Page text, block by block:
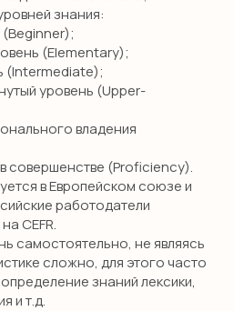
знания:
(Elementary);
(Intermediate);
уровень (Upper-
владения
совершенстве (Proficiency).
в Европейском союзе и
работодатели
CEFR.
самостоятельно, не являясь
сложно, для этого часто
знаний лексики,
и т.д.